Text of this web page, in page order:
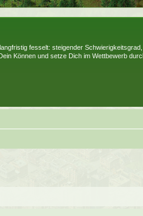
fesselt: steigender
Können und setze Dich im Wettbewerb